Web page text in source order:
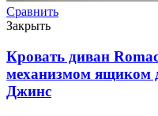
Сравнить
Закрыть
Кровать диван
механизмом ящиком
Джинс